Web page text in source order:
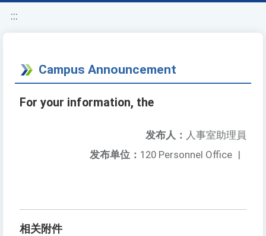
:::
Campus Announcement
For your information, the
发布人： 人事室助理員
发布单位： 120 Personnel Office |
相关附件